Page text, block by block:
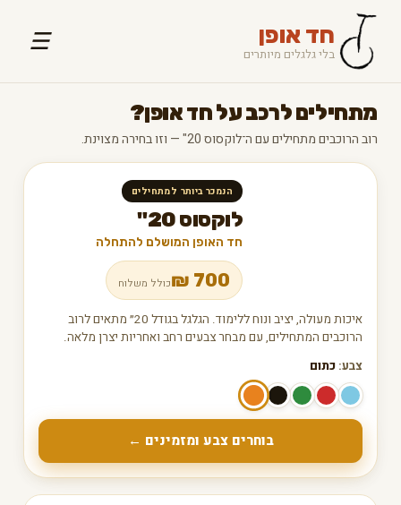
חד אופן
בלי גלגלים מיותרים ☰
מתחילים לרכב על חד אופן?
רוב הרוכבים מתחילים עם ה־לוקסוס 20" — וזו בחירה מצוינת.
הנמכר ביותר למתחילים
לוקסוס 20"
חד האופן המושלם להתחלה
700
₪כולל משלוח
איכות מעולה, יציב ונוח ללימוד. הגלגל בגודל 20״ מתאים לרוב
הרוכבים המתחילים, עם מבחר צבעים רחב ואחריות יצרן מלאה.
צבע: כתום
בוחרים צבע ומזמינים ←